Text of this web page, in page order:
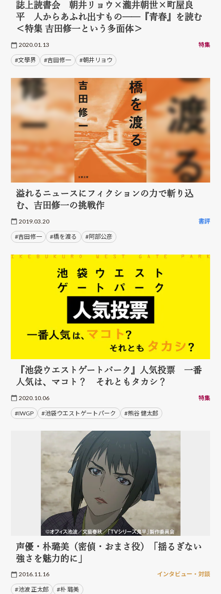
誌上読書会 朝井リョウ×瀧井朝世×町屋良
平 人からあふれ出すもの──『青春』を読む
＜特集 吉田修一という多面体＞
2020.01.13 特集
#文學界 #吉田修一 #朝井リョウ
溢れるニュースにフィクションの力で斬り込
む、吉田修一の挑戦作
2019.03.20 書評
#吉田修一 #橋を渡る #阿部公彦
『池袋ウエストゲートパーク』人気投票 一番
人気は、マコト？ それともタカシ？
2020.10.06 特集
#IWGP #池袋ウエストゲートパーク #熊谷 健太郎
声優・朴璐美（密偵・おまさ役）「揺るぎない
強さを魅力的に」
2016.11.16 インタビュー・対談
#池波 正太郎 #朴 璐美